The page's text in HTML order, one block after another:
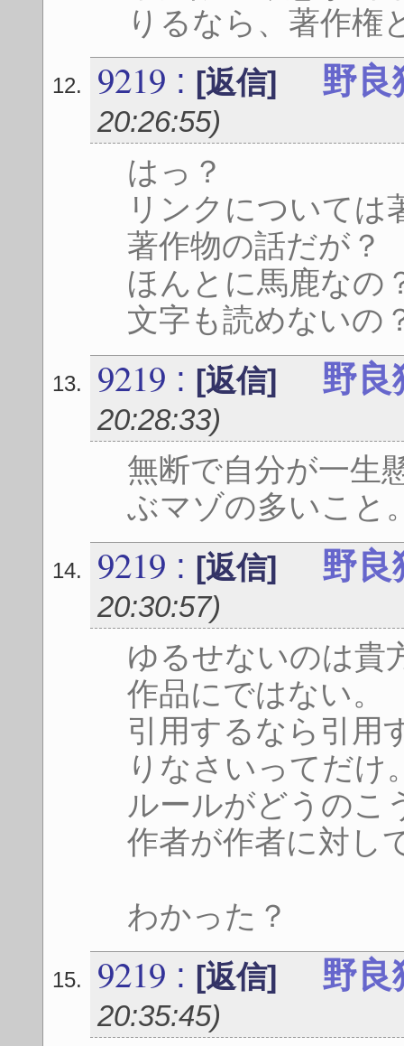
りるなら、著作権
9219 : [返信] 野良
20:26:55)
はっ？
リンクについては
著作物の話だが？
ほんとに馬鹿なの
文字も読めないの
9219 : [返信] 野良
20:28:33)
無断で自分が一生
ぶマゾの多いこと
9219 : [返信] 野良
20:30:57)
ゆるせないのは貴
作品にではない。
引用するなら引用
りなさいってだけ
ルールがどうのこ
作者が作者に対し
わかった？
9219 : [返信] 野良
20:35:45)